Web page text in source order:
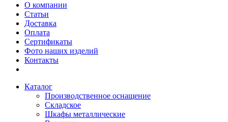
О компании
Статьи
Доставка
Оплата
Сертификаты
Фото наших изделий
Контакты
Каталог
Производственное оснащение
Складское
Шкафы металлические